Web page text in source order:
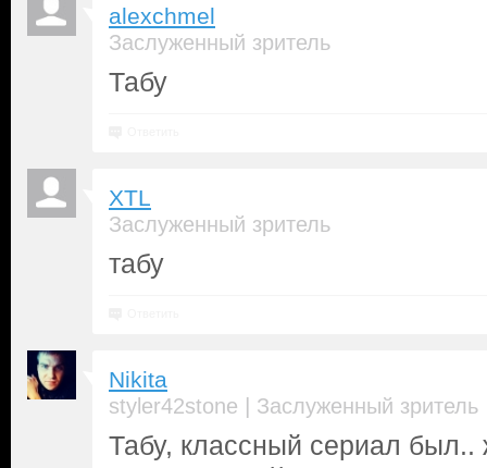
alexchmel
Заслуженный зритель
Табу
XTL
Заслуженный зритель
табу
Nikita
styler42stone | Заслуженный зритель
Табу, классный сериал был..